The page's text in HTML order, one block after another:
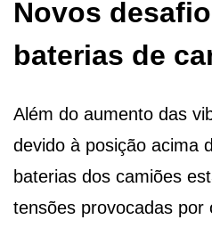
Novos
baterias de
Além do aumento das
devido à posição acima
baterias dos camiões
tensões provocadas por